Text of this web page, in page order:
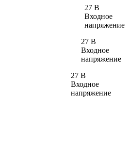
27 В
Входное
напряжение
27 В
Входное
напряжение
27 В
Входное
напряжение